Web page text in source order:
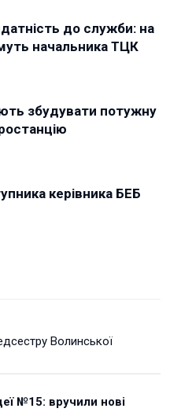
до служби: на
начальника ТЦК
збудувати потужну
керівника БЕБ
Волинської
№15: вручили нові